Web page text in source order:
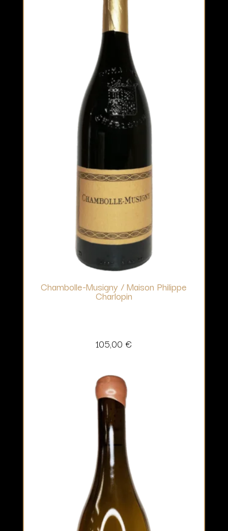
Chambolle-Musigny / Maison Philippe
Charlopin
105,00 €